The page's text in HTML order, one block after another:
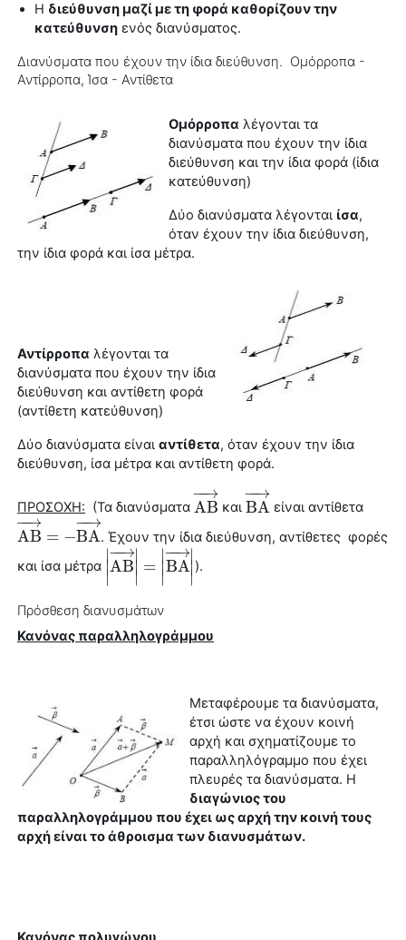
Η διεύθυνση μαζί με τη φορά καθορίζουν την
κατεύθυνση ενός διανύσματος.
Διανύσματα που έχουν την ίδια διεύθυνση. Ομόρροπα -
Αντίρροπα, Ίσα - Αντίθετα
Ομόρροπα λέγονται τα
διανύσματα που έχουν την ίδια
διεύθυνση και την ίδια φορά (ἰδια
κατεύθυνση)
Δύο διανύσματα λέγονται ίσα,
όταν έχουν την ίδια διεύθυνση,
την ίδια φορά και ίσα μέτρα.
Αντίρροπα λέγονται τα
διανύσματα που έχουν την ίδια
διεύθυνση και αντίθετη φορά
(αντίθετη κατεύθυνση)
Δύο διανύσματα είναι αντίθετα, όταν έχουν την ίδια
διεύθυνση, ίσα μέτρα και αντίθετη φορά.
ΠΡΟΣΟΧΗ: (Τα διανύσματα AB
−→
−
AB→καιBA
−→
−
BA→είναι αντίθετα
AB
−→
−
= −BA
−→
−
AB→=−BA→ . Έχουν την ίδια διεύθυνση, αντίθετες φορές
και ίσα μέτρα
∣
∣
∣AB
−→
− ∣
∣
∣ =
∣
∣
∣BA
−→
− ∣
∣
∣
|AB→ |=| BA→| ).
Πρόσθεση διανυσμάτων
Κανόνας παραλληλογράμμου
Μεταφέρουμε τα διανύσματα,
έτσι ώστε να έχουν κοινή
αρχή και σχηματίζουμε το
παραλληλόγραμμο που έχει
πλευρές τα διανύσματα. Η
διαγώνιος του
παραλληλογράμμου που έχει ως αρχή την κοινή τους
αρχή είναι το άθροισμα των διανυσμάτων.